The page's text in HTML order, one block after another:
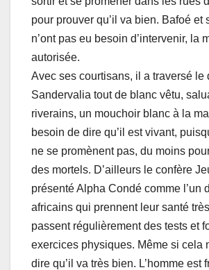
pour prouver qu’il va bien. Bafoé et
n’ont pas eu besoin d’intervenir, la
autorisée.
Avec ses courtisans, il a traversé le
Sandervalia tout de blanc vêtu,
riverains, un mouchoir blanc à la
besoin de dire qu’il est vivant,
ne se promènent pas, du moins
des mortels. D’ailleurs le confère
présenté Alpha Condé comme l’un
africains qui prennent leur santé
passent régulièrement des tests et
exercices physiques. Même si cela
dire qu’il va très bien. L’homme est